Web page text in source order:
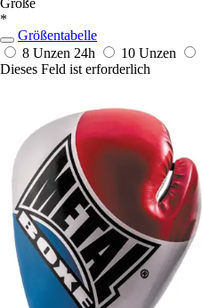
Größe
*
Größentabelle
8 Unzen 24h 10 Unzen
Dieses Feld ist erforderlich